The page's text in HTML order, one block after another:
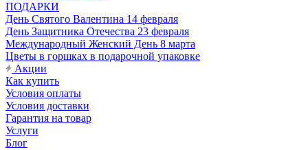
ПОДАРКИ
День Святого Валентина 14 февраля
День Защитника Отечества 23 февраля
Международный Женский День 8 марта
Цветы в горшках в подарочной упаковке
Акции
Как купить
Условия оплаты
Условия доставки
Гарантия на товар
Услуги
Блог